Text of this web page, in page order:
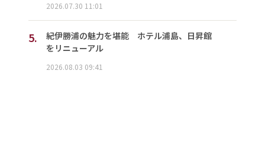
2026.07.30 11:01
5.
紀伊勝浦の魅力を堪能 ホテル浦島、日昇館
をリニューアル
2026.08.03 09:41